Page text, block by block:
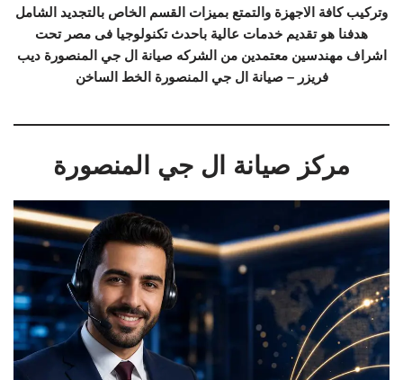
وتركيب كافة الاجهزة والتمتع بميزات القسم الخاص بالتجديد الشامل
هدفنا هو تقديم خدمات عالية باحدث تكنولوجيا فى مصر تحت
اشراف مهندسين معتمدين من الشركه صيانة ال جي المنصورة ديب
فريزر – صيانة ال جي المنصورة الخط الساخن
مركز صيانة ال جي المنصورة